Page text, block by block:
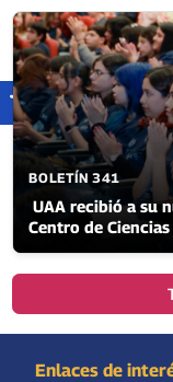
BOLETÍN 341
UAA recibió a su
Centro de
Enlaces de